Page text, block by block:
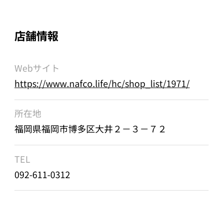
店舗情報
Webサイト
https://www.nafco.life/hc/shop_list/1971/
所在地
福岡県福岡市博多区大井２－３－７２
TEL
092-611-0312